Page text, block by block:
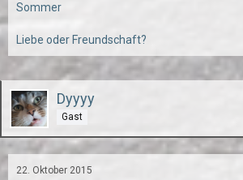
Sommer
Liebe oder Freundschaft?
Dyyyy
Gast
22. Oktober 2015